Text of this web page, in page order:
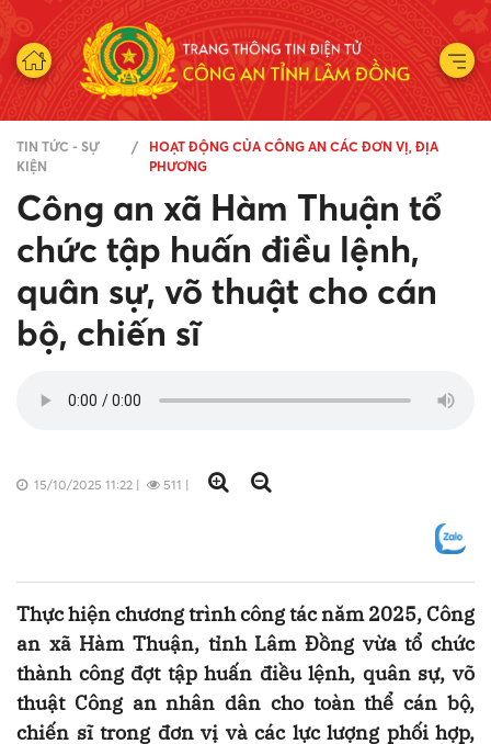
TIN TỨC - SỰ
KIỆN
HOẠT ĐỘNG CỦA CÔNG AN CÁC ĐƠN VỊ, ĐỊA
PHƯƠNG
Công an xã Hàm Thuận tổ
chức tập huấn điều lệnh,
quân sự, võ thuật cho cán
bộ, chiến sĩ
15/10/2025 11:22 | 511 |
Thực hiện chương trình công tác năm 2025, Công
an xã Hàm Thuận, tỉnh Lâm Đồng vừa tổ chức
thành công đợt tập huấn điều lệnh, quân sự, võ
thuật Công an nhân dân cho toàn thể cán bộ,
chiến sĩ trong đơn vị và các lực lượng phối hợp,